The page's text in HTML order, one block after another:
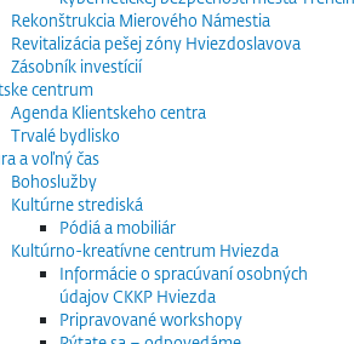
Rekonštrukcia Mierového Námestia
Revitalizácia pešej zóny Hviezdoslavova
Zásobník investícií
centrum
Agenda Klientskeho centra
Trvalé bydlisko
a voľný čas
Bohoslužby
Kultúrne strediská
Pódiá a mobiliár
Kultúrno-kreatívne centrum Hviezda
Informácie o spracúvaní osobných
údajov CKKP Hviezda
Pripravované workshopy